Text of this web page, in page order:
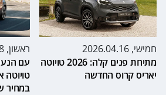
חמישי, 2026.04.16
מתיחת פנים קלה: 2026 טויוטה
יאריס קרוס החדשה
ראשון, 2026.03.08
במחיר של